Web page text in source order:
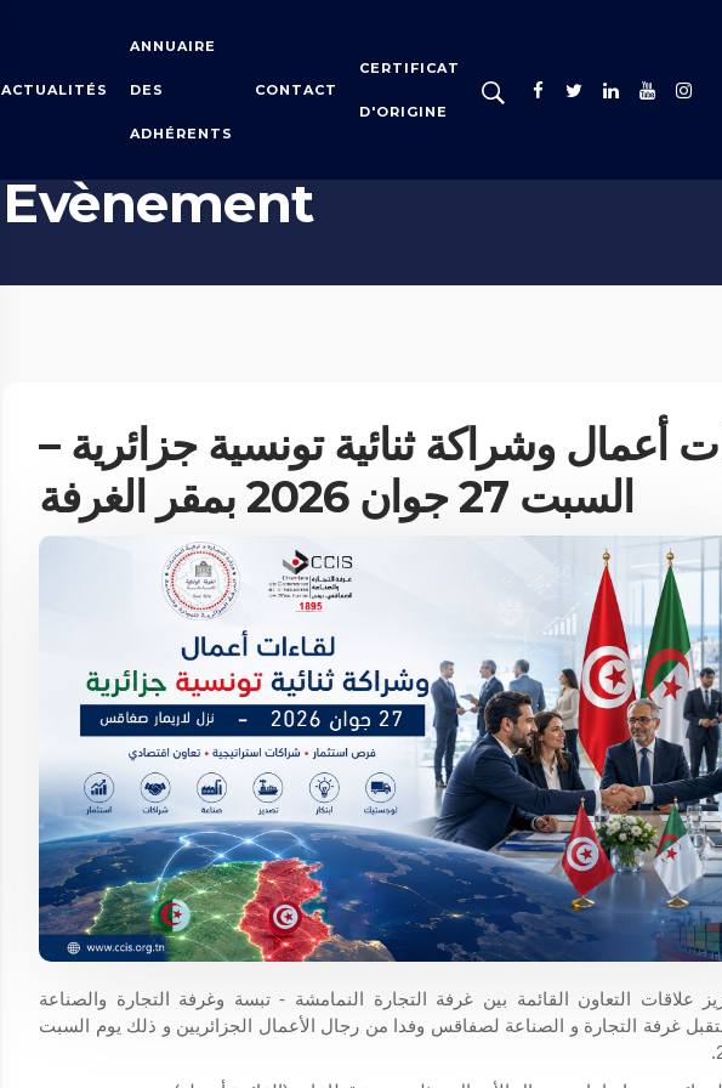
ACTUALITÉS
ANNUAIRE
DES
ADHÉRENTS
CONTACT
CERTIFICAT
D'ORIGINE
Évènements de la CCIS
Evènement
أعمال وشراكة ثنائية تونسية جزائرية –
السبت 27 جوان 2026 بمقر الغرفة
علاقات التعاون القائمة بين غرفة التجارة النمامشة - تبسة وغرفة التجارة والصناعة
غرفة التجارة و الصناعة لصفاقس وفدا من رجال الأعمال الجزائريين و ذلك يوم السبت